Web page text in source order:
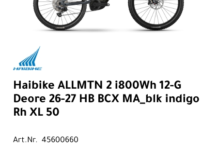
Haibike ALLMTN 2 i800Wh 12-G
Deore 26-27 HB BCX MA_blk indigo
Rh XL 50
Art.Nr. 45600660